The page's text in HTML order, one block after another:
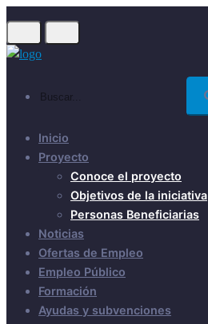
main
Inicio
Proyecto
Conoce el proyecto
Objetivos de la iniciativa
Personas Beneficiarias
Noticias
Ofertas de Empleo
Empleo Público
Formación
Ayudas y subvenciones